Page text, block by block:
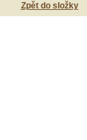
Zpět do složky